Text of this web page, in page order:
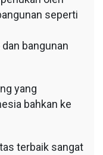
seperti
bangunan
yang
bahkan ke
terbaik sangat